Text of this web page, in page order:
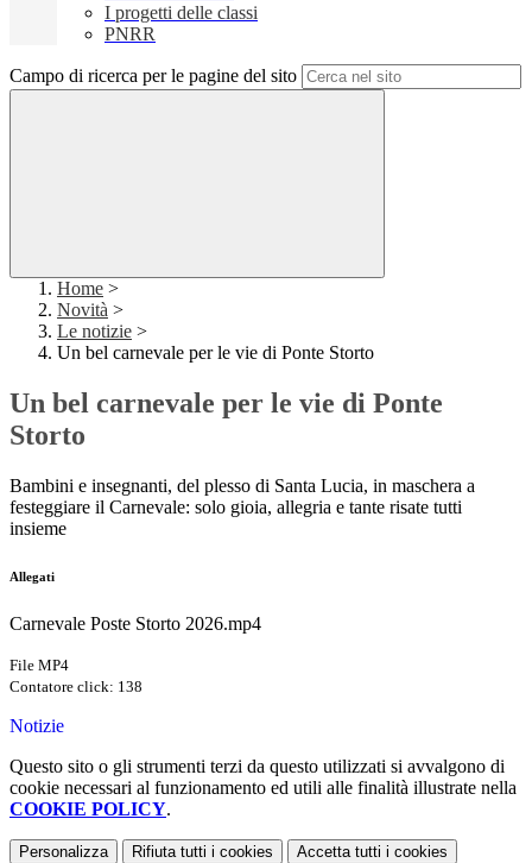
I progetti delle classi
PNRR
Campo di ricerca per le pagine del sito
Home >
Novità >
Le notizie >
Un bel carnevale per le vie di Ponte Storto
Un bel carnevale per le vie di Ponte
Storto
Bambini e insegnanti, del plesso di Santa Lucia, in maschera a
festeggiare il Carnevale: solo gioia, allegria e tante risate tutti
insieme
Allegati
Carnevale Poste Storto 2026.mp4
File MP4
Contatore click: 138
Notizie
Questo sito o gli strumenti terzi da questo utilizzati si avvalgono di
cookie necessari al funzionamento ed utili alle finalità illustrate nella
COOKIE POLICY.
Personalizza Rifiuta tutti i cookies Accetta tutti i cookies